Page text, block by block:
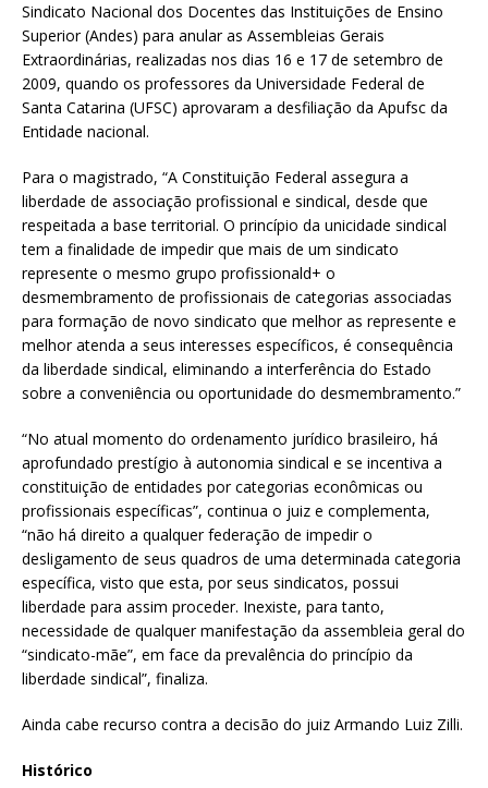
Sindicato Nacional dos Docentes das Instituições de Ensino
Superior (Andes) para anular as Assembleias Gerais
Extraordinárias, realizadas nos dias 16 e 17 de setembro de
2009, quando os professores da Universidade Federal de
Santa Catarina (UFSC) aprovaram a desfiliação da Apufsc da
Entidade nacional.
Para o magistrado, “A Constituição Federal assegura a
liberdade de associação profissional e sindical, desde que
respeitada a base territorial. O princípio da unicidade sindical
tem a finalidade de impedir que mais de um sindicato
represente o mesmo grupo profissionald+ o
desmembramento de profissionais de categorias associadas
para formação de novo sindicato que melhor as represente e
melhor atenda a seus interesses específicos, é consequência
da liberdade sindical, eliminando a interferência do Estado
sobre a conveniência ou oportunidade do desmembramento.”
“No atual momento do ordenamento jurídico brasileiro, há
aprofundado prestígio à autonomia sindical e se incentiva a
constituição de entidades por categorias econômicas ou
profissionais específicas”, continua o juiz e complementa,
“não há direito a qualquer federação de impedir o
desligamento de seus quadros de uma determinada categoria
específica, visto que esta, por seus sindicatos, possui
liberdade para assim proceder. Inexiste, para tanto,
necessidade de qualquer manifestação da assembleia geral do
“sindicato-mãe”, em face da prevalência do princípio da
liberdade sindical”, finaliza.
Ainda cabe recurso contra a decisão do juiz Armando Luiz Zilli.
Histórico